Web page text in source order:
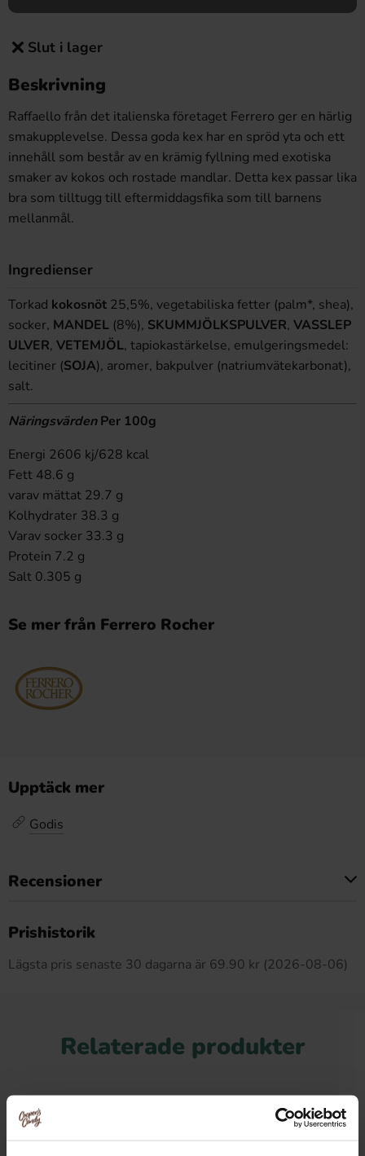
Slut i lager
Beskrivning
Raffaello från det italienska företaget Ferrero ger en härlig
smakupplevelse. Dessa goda kex har en spröd yta och ett
innehåll som består av en krämig fyllning med exotiska
smaker av kokos och rostade mandlar. Detta kex passar lika
bra som tilltugg till eftermiddagsfika som till barnens
mellanmål.
Ingredienser
Torkad kokosnöt 25,5%, vegetabiliska fetter (palm*, shea),
socker, MANDEL (8%), SKUMMJÖLKSPULVER, VASSLEP
ULVER, VETEMJÖL, tapiokastärkelse, emulgeringsmedel:
lecitiner (SOJA), aromer, bakpulver (natriumvätekarbonat),
salt.
NäringsvärdenPer 100g
Energi 2606 kj/628 kcal
Fett 48.6 g
varav mättat 29.7 g
Kolhydrater 38.3 g
Varav socker 33.3 g
Protein 7.2 g
Salt 0.305 g
Se mer från Ferrero Rocher
Upptäck mer
Godis
Recensioner
Prishistorik
Lägsta pris senaste 30 dagarna är 69.90 kr (2026-08-06)
Relaterade produkter
-31%